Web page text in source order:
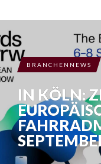
BRANCHENNEWS
IN KÖLN: